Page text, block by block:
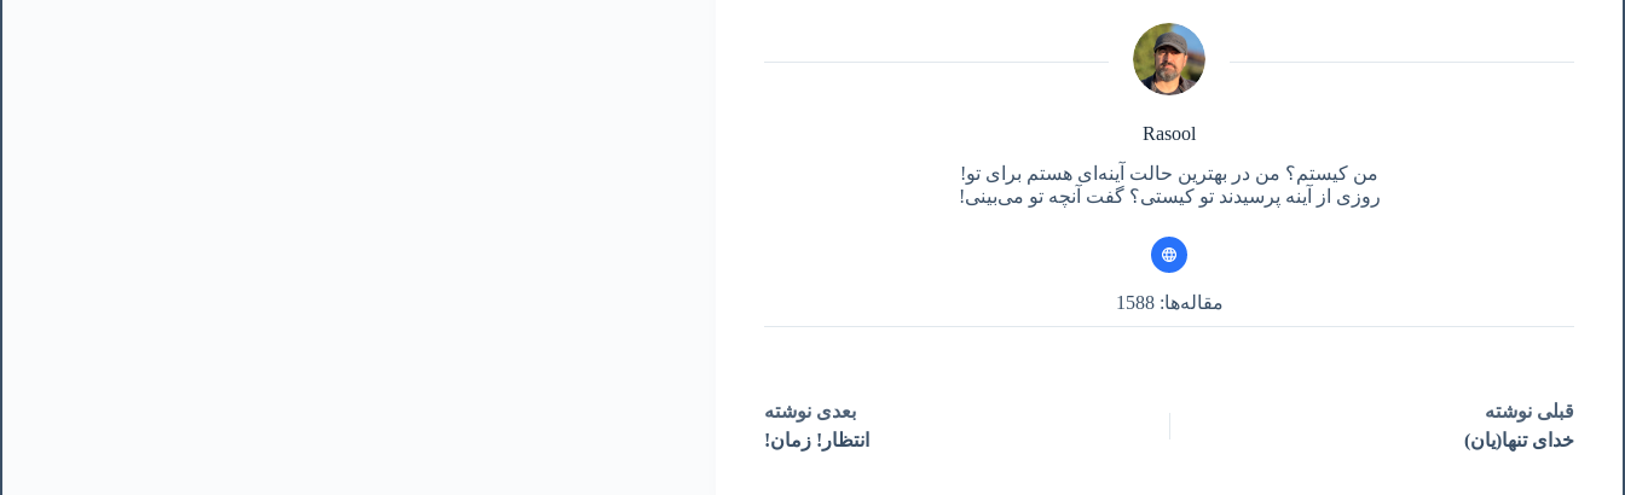
Rasool
من کیستم؟ من در بهترین حالت آینه‌ای هستم برای تو!
روزی از آینه پرسیدند تو کیستی؟ گفت آنچه تو می‌بینی!
مقاله‌ها: 1588
قبلی نوشته
خدای تنها(یان)
بعدی نوشته
انتظار! زمان!